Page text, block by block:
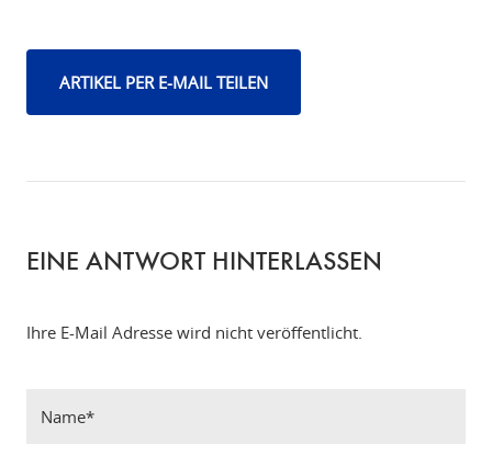
ARTIKEL PER E-MAIL TEILEN
EINE ANTWORT HINTERLASSEN
Ihre E-Mail Adresse wird nicht veröffentlicht.